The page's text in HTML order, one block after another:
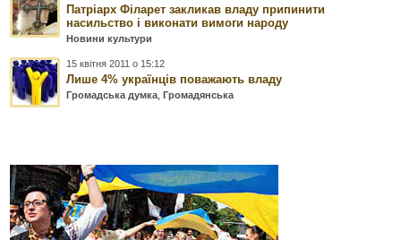
Патріарх Філарет закликав владу припинити
насильство і виконати вимоги народу
Новини культури
15 квітня 2011 о 15:12
Лише 4% українців поважають владу
Громадська думка ,Громадянська